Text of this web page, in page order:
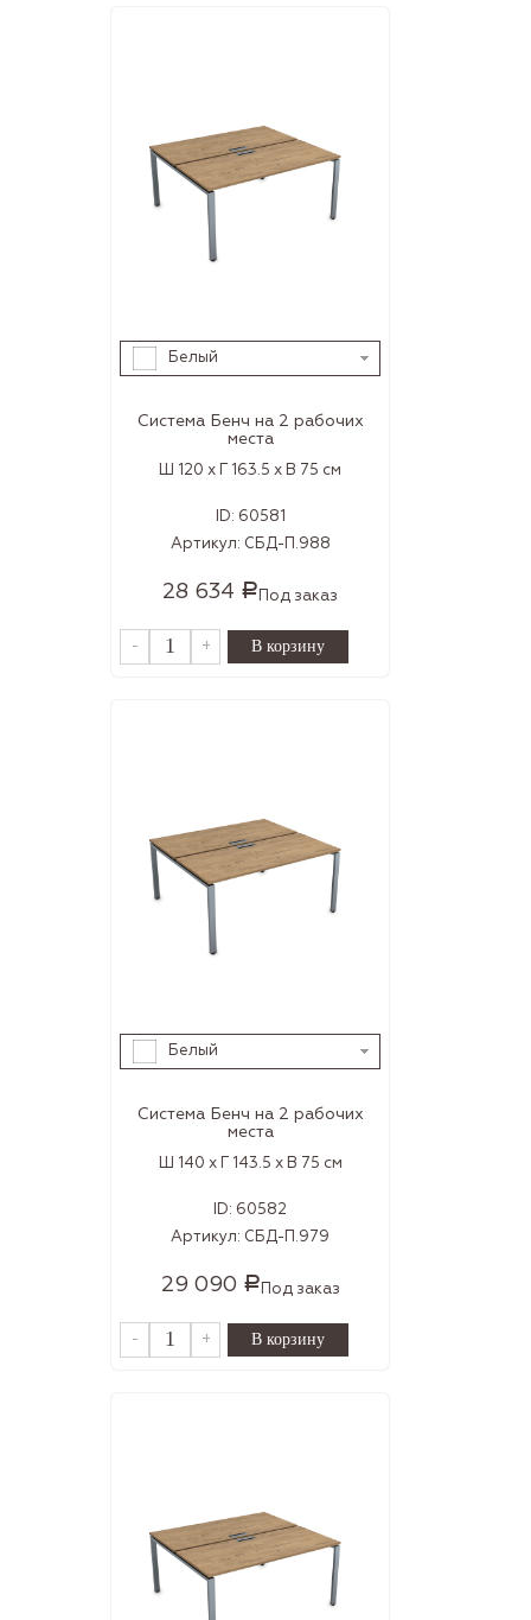
Белый
Система Бенч на 2 рабочих
места
Ш 120 x Г 163.5 x В 75 см
ID: 60581
Артикул: СБД-П.988
28 634 РПод заказ
- +
Белый
Система Бенч на 2 рабочих
места
Ш 140 x Г 143.5 x В 75 см
ID: 60582
Артикул: СБД-П.979
29 090 РПод заказ
- +